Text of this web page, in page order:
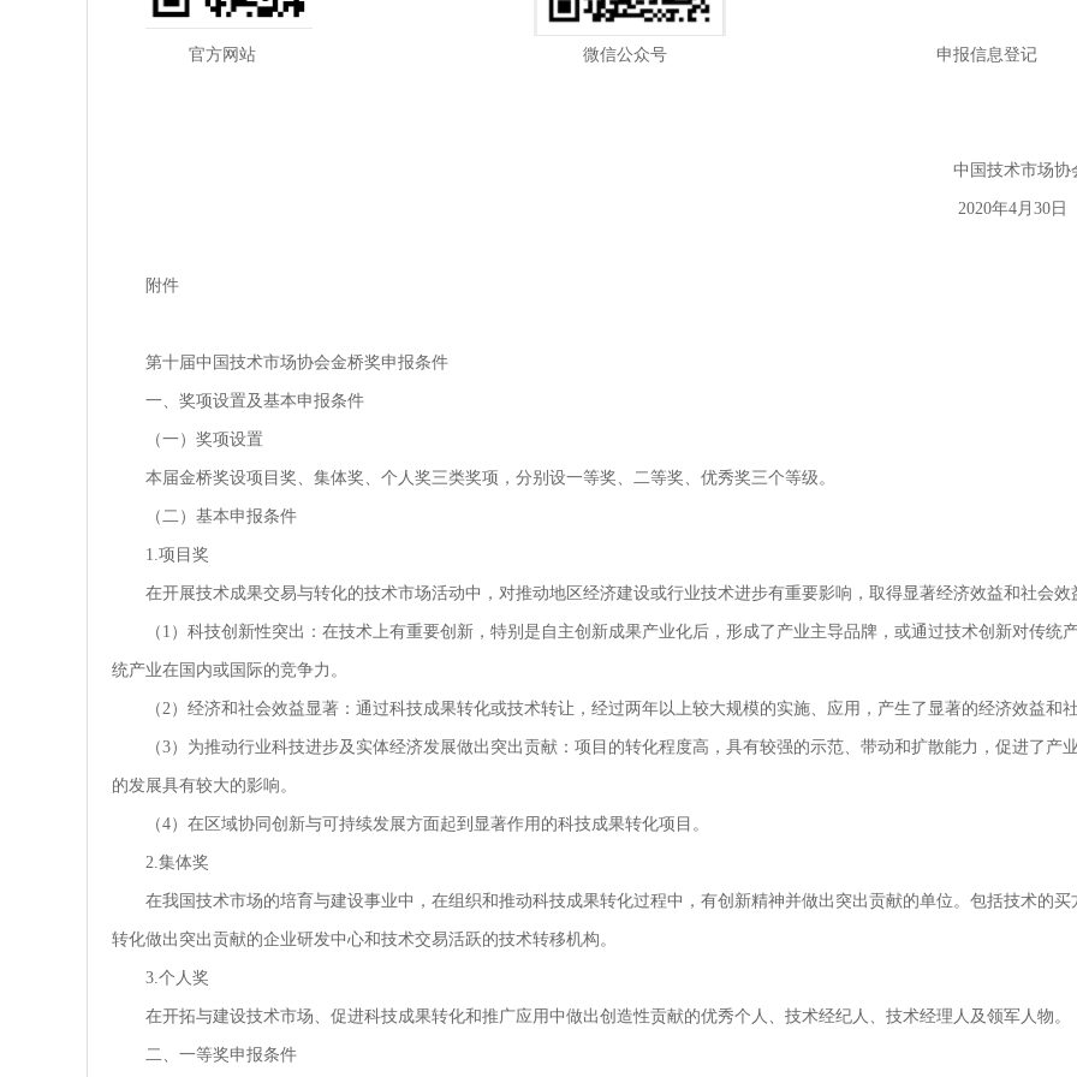
官方网站 微信公众号 申报信息登记
中国技术市场协
2020年4月30日
附件
第十届中国技术市场协会金桥奖申报条件
一、奖项设置及基本申报条件
（一）奖项设置
本届金桥奖设项目奖、集体奖、个人奖三类奖项，分别设一等奖、二等奖、优秀奖三个等级。
（二）基本申报条件
1.项目奖
在开展技术成果交易与转化的技术市场活动中，对推动地区经济建设或行业技术进步有重要影响，取得显著经济效益和社会
（1）科技创新性突出：在技术上有重要创新，特别是自主创新成果产业化后，形成了产业主导品牌，或通过技术创新对传
统产业在国内或国际的竞争力。
（2）经济和社会效益显著：通过科技成果转化或技术转让，经过两年以上较大规模的实施、应用，产生了显著的经济效益和
（3）为推动行业科技进步及实体经济发展做出突出贡献：项目的转化程度高，具有较强的示范、带动和扩散能力，促进了
的发展具有较大的影响。
（4）在区域协同创新与可持续发展方面起到显著作用的科技成果转化项目。
2.集体奖
在我国技术市场的培育与建设事业中，在组织和推动科技成果转化过程中，有创新精神并做出突出贡献的单位。包括技术的
转化做出突出贡献的企业研发中心和技术交易活跃的技术转移机构。
3.个人奖
在开拓与建设技术市场、促进科技成果转化和推广应用中做出创造性贡献的优秀个人、技术经纪人、技术经理人及领军人物。
二、一等奖申报条件